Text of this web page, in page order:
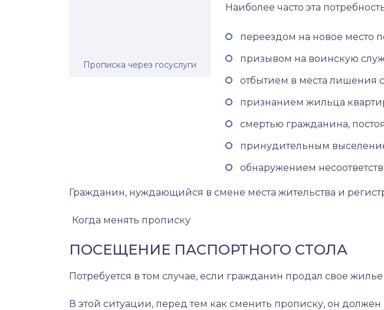
Прописка через госуслуги
Наиболее часто эта
переездом на новое место
призывом на воинскую
отбытием в места лишения
признанием жильца
смертью гражданина,
принудительным
обнаружением
Гражданин, нуждающийся в смене места жительства и
Когда менять прописку
ПОСЕЩЕНИЕ ПАСПОРТНОГО СТОЛА
Потребуется в том случае, если гражданин продал свое жилье
В этой ситуации, перед тем как сменить прописку, он